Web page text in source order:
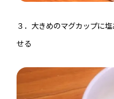
３．大きめのマグカップに
せる